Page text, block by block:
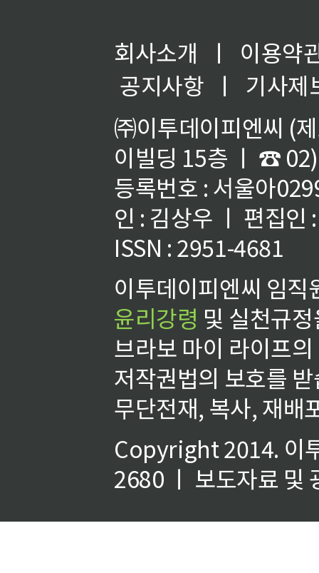
회사소개 ㅣ
이용약
공지사항
ㅣ
기사제
㈜이투데이피엔씨 (
이빌딩 15층 ㅣ ☎
등록번호 : 서울아
인 : 김상우 ㅣ 편집인
ISSN : 2951-4681
이투데이피엔씨 임
윤리강령 및 실천규
브라보 마이 라이프
저작권법의 보호를
무단전재, 복사, 재배
Copyright 2014. 이
2680 ㅣ 보도자료